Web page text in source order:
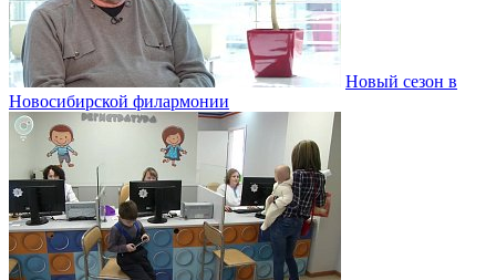
Новый сезон в
Новосибирской филармонии